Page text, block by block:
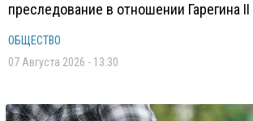
преследование в отношении Гарегина II
ОБЩЕСТВО
07 Августа 2026 - 13:30